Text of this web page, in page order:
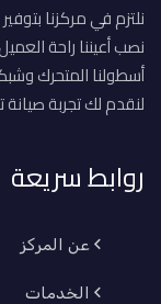
نلتزم في مركزنا
نصب أعيننا راحة
أسطولنا المتحرك
لنقدم لك تجربة صيانة
روابط سريعة
عن المركز
الخدمات